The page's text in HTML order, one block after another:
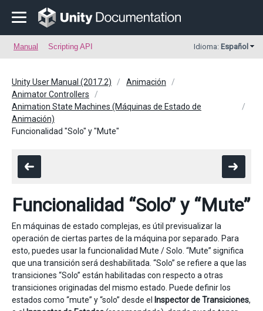
Manual Scripting API Idioma: Español
Unity User Manual (2017.2)
Animación
Animator Controllers
Animation State Machines (Máquinas de Estado de
Animación)
Funcionalidad "Solo" y "Mute"
Funcionalidad “Solo” y “Mute”
En máquinas de estado complejas, es útil previsualizar la
operación de ciertas partes de la máquina por separado. Para
esto, puedes usar la funcionalidad Mute / Solo. “Mute” significa
que una transición será deshabilitada. “Solo” se refiere a que las
transiciones “Solo” están habilitadas con respecto a otras
transiciones originadas del mismo estado. Puede definir los
estados como “mute” y “solo” desde el
Inspector de Transiciones,